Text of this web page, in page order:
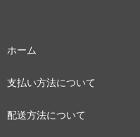
ホーム
支払い方法について
配送方法について